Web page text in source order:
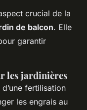
crucial de la
de balcon. Elle
garantir
les jardinières
fertilisation
les engrais au